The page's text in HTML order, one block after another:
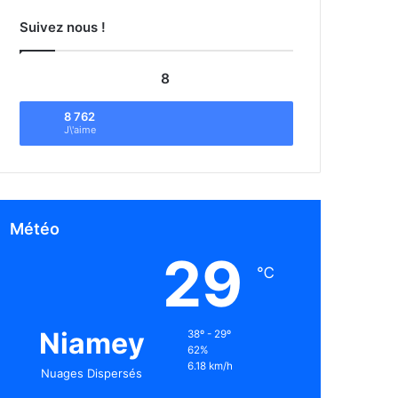
Suivez nous !
8
8 762
J\'aime
Météo
Niamey
Nuages Dispersés
29 ℃
38º - 29º
62%
6.18 km/h